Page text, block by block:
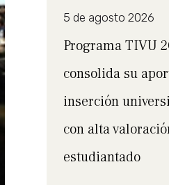
5 de agosto 2026
Programa TIVU
consolida su
inserción
con alta
estudiantado